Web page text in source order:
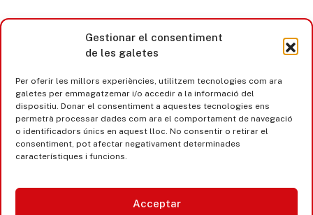
Gestionar el consentiment
de les galetes
Per oferir les millors experiències, utilitzem tecnologies com ara
galetes per emmagatzemar i/o accedir a la informació del
dispositiu. Donar el consentiment a aquestes tecnologies ens
permetrà processar dades com ara el comportament de navegació
o identificadors únics en aquest lloc. No consentir o retirar el
consentiment, pot afectar negativament determinades
característiques i funcions.
Acceptar
Castell d’Aro · Platja d’Aro · S’Agaró